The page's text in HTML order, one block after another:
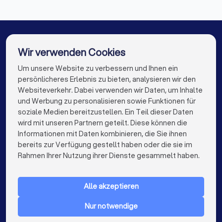
Mediatoren in München
Mediatoren in Frankfurt am Main
Mediatoren in Stuttgart
Mediatoren in Düsseldorf
Mediatoren in Dortmund
Mediatoren in Essen
Mediatoren in Bremen
Mediatoren in Nürnberg
Mediatoren in Dresden
Mediatoren in Hannover
Mediatoren in Bochum
Mediatoren in Wuppertal
Mediatoren in Bielefeld
Mediatoren in Bonn
Die besten Mediatoren für Sie
info@trustlocal.de
FÜR PRIVATPERSONEN
Niederlande
Wir verwenden Cookies
Um unsere Website zu verbessern und Ihnen ein
persönlicheres Erlebnis zu bieten, analysieren wir den
Websiteverkehr. Dabei verwenden wir Daten, um Inhalte
und Werbung zu personalisieren sowie Funktionen für
soziale Medien bereitzustellen. Ein Teil dieser Daten
wird mit unseren Partnern geteilt. Diese können die
Informationen mit Daten kombinieren, die Sie ihnen
bereits zur Verfügung gestellt haben oder die sie im
Rahmen Ihrer Nutzung ihrer Dienste gesammelt haben.
Alle akzeptieren
Nur notwendige